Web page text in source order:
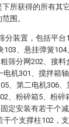
所获得的所有其
围。
分装置，包括平台
103、悬挂弹簧104
筛分网202、接料
机301、搅拌箱轴
、第二电机306、
、粉碎箱5、粉碎
定安装有若干个
干个支撑柱102，